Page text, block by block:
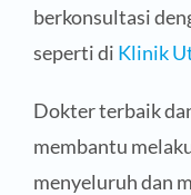
berkonsultasi
seperti di Klinik
Dokter terbaik
membantu
menyeluruh dan